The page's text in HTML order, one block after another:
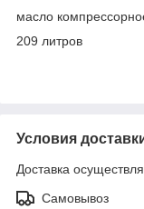
масло
209 литров
Условия
Доставка
Самовывоз